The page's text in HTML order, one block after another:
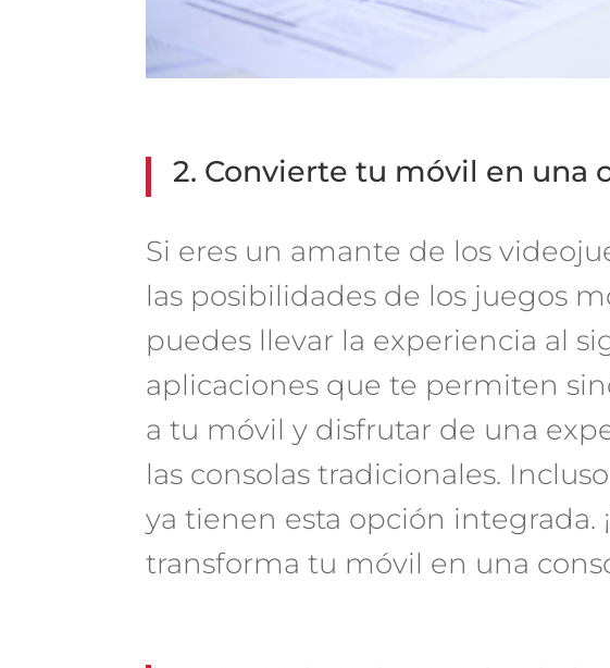
2. Convierte tu móvil en una
Si eres un amante de los
las posibilidades de los juegos
puedes llevar la experiencia al
aplicaciones que te permiten
a tu móvil y disfrutar de una
las consolas tradicionales.
ya tienen esta opción integrada.
transforma tu móvil en una